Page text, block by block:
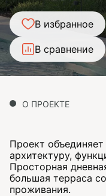
В избранное
В сравнение
О ПРОЕКТЕ
Проект
архитектуру,
Просторная
большая терраса
проживания.